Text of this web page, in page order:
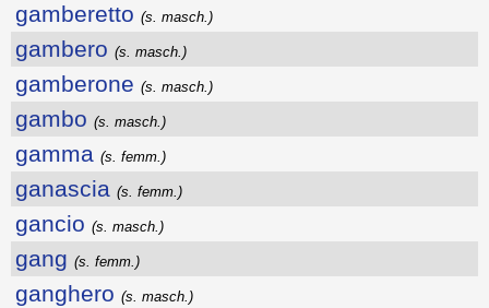
gamberetto (s. masch.)
gambero (s. masch.)
gamberone (s. masch.)
gambo (s. masch.)
gamma (s. femm.)
ganascia (s. femm.)
gancio (s. masch.)
gang (s. femm.)
ganghero (s. masch.)